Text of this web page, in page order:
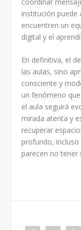
institución puede
encuentren un
digital y el
En definitiva, el
las aulas, sino
consciente y
un fenómeno
el aula seguirá
mirada atenta y
recuperar
profundo,
parecen no tener